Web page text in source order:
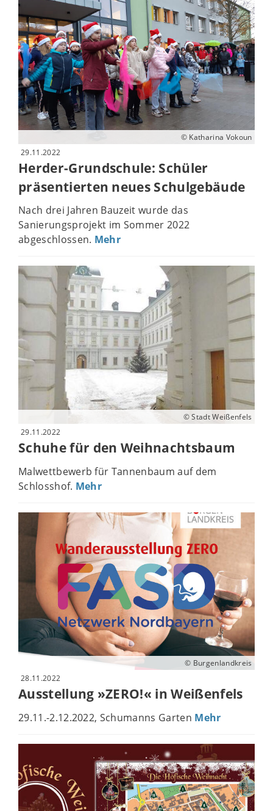
© Katharina Vokoun
29.11.2022
Herder-Grundschule: Schüler
präsentierten neues Schulgebäude
Nach drei Jahren Bauzeit wurde das
Sanierungsprojekt im Sommer 2022
abgeschlossen. Mehr
© Stadt Weißenfels
29.11.2022
Schuhe für den Weihnachtsbaum
Malwettbewerb für Tannenbaum auf dem
Schlosshof. Mehr
© Burgenlandkreis
28.11.2022
Ausstellung »ZERO!« in Weißenfels
29.11.-2.12.2022, Schumanns Garten Mehr